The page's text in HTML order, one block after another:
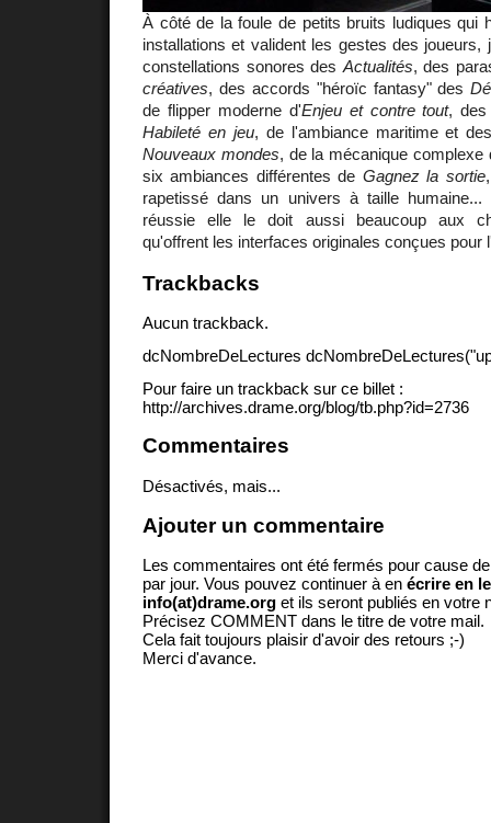
À côté de la foule de petits bruits ludiques qui
installations et valident les gestes des
constellations sonores des Actualités, des
créatives, des accords "héroïc fantasy" des
de flipper moderne d'Enjeu et contre tout, des
Habileté en jeu, de l'ambiance maritime et
Nouveaux mondes, de la mécanique
six ambiances différentes de Gagnez la sortie
rapetissé dans un univers à taille
réussie elle le doit aussi beaucoup aux
qu'offrent les interfaces originales conçues pour
Trackbacks
Aucun trackback.
dcNombreDeLectures
Pour faire un trackback sur ce billet :
http://archives.drame.org/blog/tb.php?id=2736
Commentaires
Désactivés, mais...
Ajouter un commentaire
Les commentaires ont été fermés pour cause
par jour. Vous pouvez continuer à en écrire en
info(at)drame.org et ils seront publiés en votre
Précisez COMMENT dans le titre de votre mail.
Cela fait toujours plaisir d'avoir des retours ;-)
Merci d'avance.